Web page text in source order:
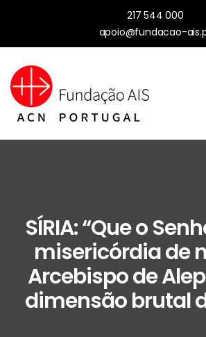
217 544 000
apoio@fundacao-
SÍRIA: “Que o
misericórdia de
Arcebispo de
dimensão brutal